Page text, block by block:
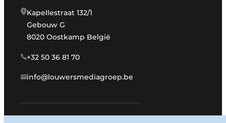
Kapellestraat 132/1
Gebouw G
8020 Oostkamp België
+32 50 36 81 70
info@louwersmediagroep.be